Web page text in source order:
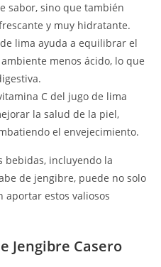
sabor, sino que también
y muy hidratante.
lima ayuda a equilibrar el
menos ácido, lo que
C del jugo de lima
la salud de la piel,
el envejecimiento.
bebidas, incluyendo la
de jengibre, puede no solo
aportar estos valiosos
Jengibre Casero